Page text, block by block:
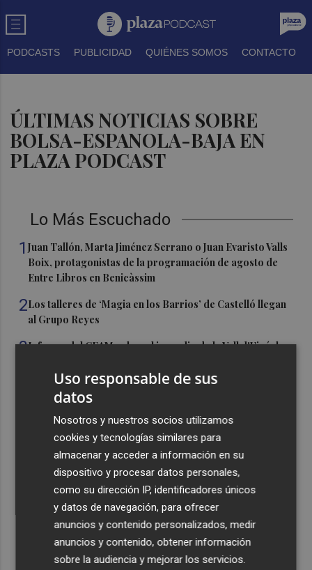
PODCASTS PUBLICIDAD QUIÉNES SOMOS CONTACTO
ÚLTIMAS NOTICIAS SOBRE
BOLSA-ESPANOLA-BAJA EN
PLAZA PODCAST
Lo Más Escuchado
1Juan Tallón, Marta Jiménez Serrano o Juan Evaristo Valls
Boix, protagonistas de la programación de agosto de
Entre Libros en Benicàssim
2Los talleres de ‘Magia en los Barrios’ de Castelló llegan
al Grupo Reyes
3Informe del CEAM sobre el incendio de la Vall d'Uixó: la
previos
La Generalitat destina 132 millones a 24 nuevas
infraestructuras sociosanitarias de mayores y personas
con discapacidad
La movilidad el 12 de agosto podría duplicarse por el
eclipse con hasta 1,5 millones de desplazamientos
adicionales
Uso responsable de sus
datos
Nosotros y nuestros socios utilizamos
cookies y tecnologías similares para
almacenar y acceder a información en su
dispositivo y procesar datos personales,
como su dirección IP, identificadores únicos
y datos de navegación, para ofrecer
anuncios y contenido personalizados, medir
anuncios y contenido, obtener información
sobre la audiencia y mejorar los servicios.